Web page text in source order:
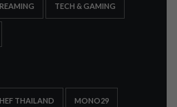
TECH & GAMING
THAILAND MONO29